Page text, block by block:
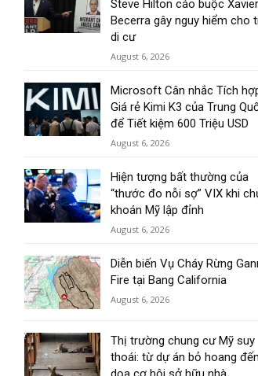
Steve Hilton cáo buộc Xavier
Becerra gây nguy hiểm cho
di cư
August 6, 2026
Microsoft Cân nhắc Tích
Giá rẻ Kimi K3 của Trung
để Tiết kiệm 600 Triệu USD
August 6, 2026
Hiện tượng bất thường của
“thước đo nỗi sợ” VIX khi
khoán Mỹ lập đỉnh
August 6, 2026
Diễn biến Vụ Cháy Rừng
Fire tại Bang California
August 6, 2026
Thị trường chung cư Mỹ suy
thoái: từ dự án bỏ hoang